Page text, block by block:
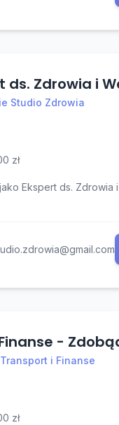
ds. Zdrowia i
Studio Zdrowia
zł
Ekspert ds.
-
i Finanse
zł